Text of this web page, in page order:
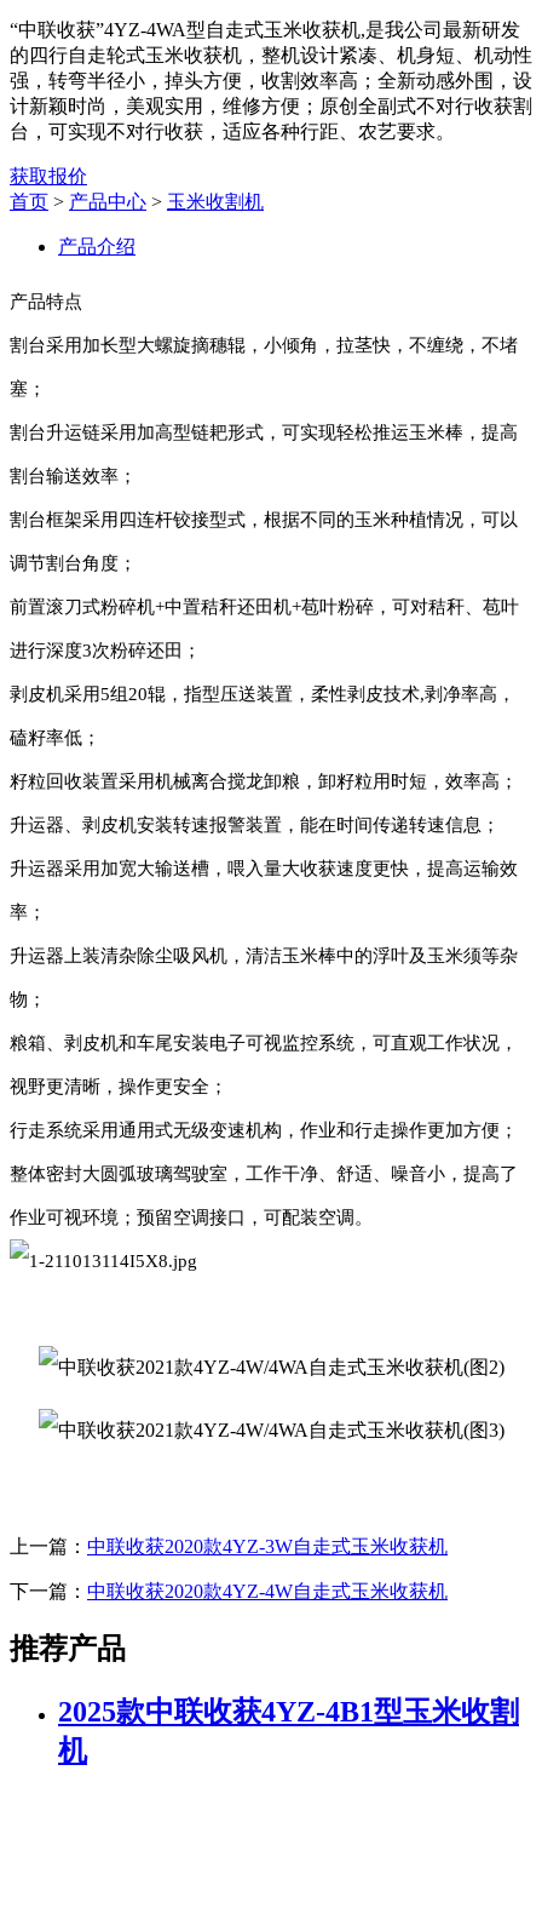
“中联收获”4YZ-4WA型自走式玉米收获机,是我公司最新研发
的四行自走轮式玉米收获机，整机设计紧凑、机身短、机动性
强，转弯半径小，掉头方便，收割效率高；全新动感外围，设
计新颖时尚，美观实用，维修方便；原创全副式不对行收获割
台，可实现不对行收获，适应各种行距、农艺要求。
获取报价
首页 > 产品中心 > 玉米收割机
产品介绍
产品特点
割台采用加长型大螺旋摘穗辊，小倾角，拉茎快，不缠绕，不堵
塞；
割台升运链采用加高型链耙形式，可实现轻松推运玉米棒，提高
割台输送效率；
割台框架采用四连杆铰接型式，根据不同的玉米种植情况，可以
调节割台角度；
前置滚刀式粉碎机+中置秸秆还田机+苞叶粉碎，可对秸秆、苞叶
进行深度3次粉碎还田；
剥皮机采用5组20辊，指型压送装置，柔性剥皮技术,剥净率高，
磕籽率低；
籽粒回收装置采用机械离合搅龙卸粮，卸籽粒用时短，效率高；
升运器、剥皮机安装转速报警装置，能在时间传递转速信息；
升运器采用加宽大输送槽，喂入量大收获速度更快，提高运输效
率；
升运器上装清杂除尘吸风机，清洁玉米棒中的浮叶及玉米须等杂
物；
粮箱、剥皮机和车尾安装电子可视监控系统，可直观工作状况，
视野更清晰，操作更安全；
行走系统采用通用式无级变速机构，作业和行走操作更加方便；
整体密封大圆弧玻璃驾驶室，工作干净、舒适、噪音小，提高了
作业可视环境；预留空调接口，可配装空调。
上一篇： 中联收获2020款4YZ-3W自走式玉米收获机
下一篇： 中联收获2020款4YZ-4W自走式玉米收获机
推荐产品
2025款中联收获4YZ-4B1型玉米收割
机